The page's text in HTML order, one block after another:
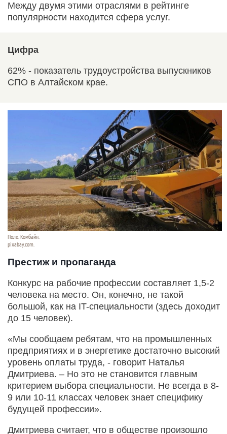
Между двумя этими отраслями в рейтинге
популярности находится сфера услуг.
Цифра
62% - показатель трудоустройства выпускников
СПО в Алтайском крае.
Поле. Комбайн.
pixabay.com.
Престиж и пропаганда
Конкурс на рабочие профессии составляет 1,5-2
человека на место. Он, конечно, не такой
большой, как на IT-специальности (здесь доходит
до 15 человек).
«Мы сообщаем ребятам, что на промышленных
предприятиях и в энергетике достаточно высокий
уровень оплаты труда, - говорит Наталья
Дмитриева. – Но это не становится главным
критерием выбора специальности. Не всегда в 8-
9 или 10-11 классах человек знает специфику
будущей профессии».
Дмитриева считает, что в обществе произошло